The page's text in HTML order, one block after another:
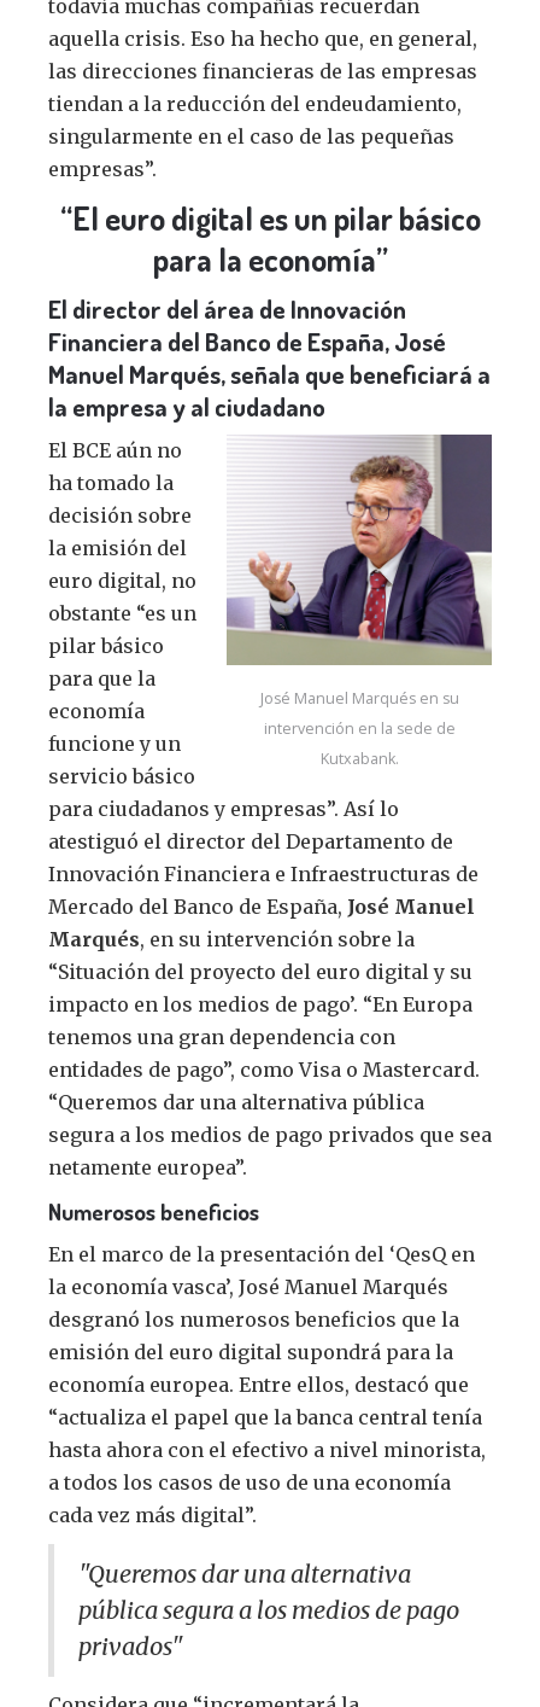
todavía muchas compañías recuerdan
aquella crisis. Eso ha hecho que, en general,
las direcciones financieras de las empresas
tiendan a la reducción del endeudamiento,
singularmente en el caso de las pequeñas
empresas”.
“El euro digital es un pilar básico
para la economía”
El director del área de Innovación
Financiera del Banco de España, José
Manuel Marqués, señala que beneficiará a
la empresa y al ciudadano
José Manuel Marqués en su
intervención en la sede de
Kutxabank.
El BCE aún no
ha tomado la
decisión sobre
la emisión del
euro digital, no
obstante “es un
pilar básico
para que la
economía
funcione y un
servicio básico
para ciudadanos y empresas”. Así lo
atestiguó el director del Departamento de
Innovación Financiera e Infraestructuras de
Mercado del Banco de España, José Manuel
Marqués, en su intervención sobre la
“Situación del proyecto del euro digital y su
impacto en los medios de pago’. “En Europa
tenemos una gran dependencia con
entidades de pago”, como Visa o Mastercard.
“Queremos dar una alternativa pública
segura a los medios de pago privados que sea
netamente europea”.
Numerosos beneficios
En el marco de la presentación del ‘QesQ en
la economía vasca’, José Manuel Marqués
desgranó los numerosos beneficios que la
emisión del euro digital supondrá para la
economía europea. Entre ellos, destacó que
“actualiza el papel que la banca central tenía
hasta ahora con el efectivo a nivel minorista,
a todos los casos de uso de una economía
cada vez más digital”.
"Queremos dar una alternativa
pública segura a los medios de pago
privados"